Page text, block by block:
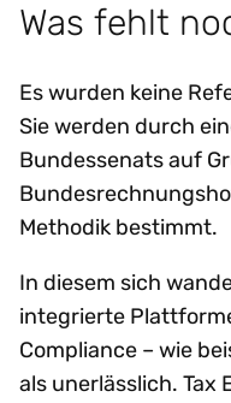
Was fehlt
Es wurden keine
Sie werden durch
Bundessenats auf
Methodik bestimmt.
In diesem sich
integrierte
Compliance – wie
als unerlässlich. Tax